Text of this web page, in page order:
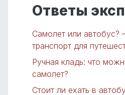
Ответы
Самолет или
транспорт для
Ручная кладь: что
самолет?
Стоит ли ехать в